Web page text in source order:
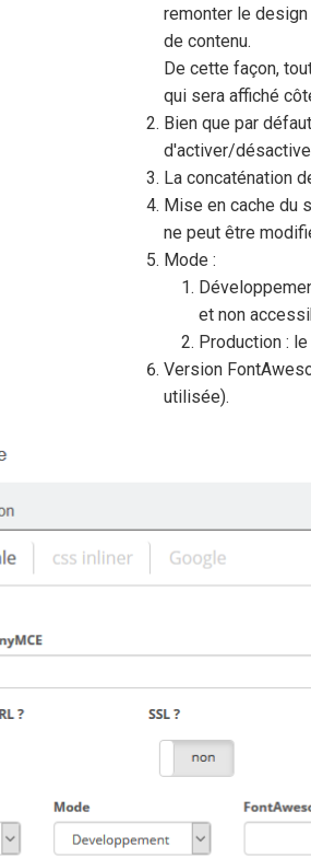
remonter le
de contenu.
De cette façon,
qui sera affiché
Bien que par
d'activer/
La concaténation
Mise en cache du
ne peut être
Mode :
et non
Production :
Version
utilisée).